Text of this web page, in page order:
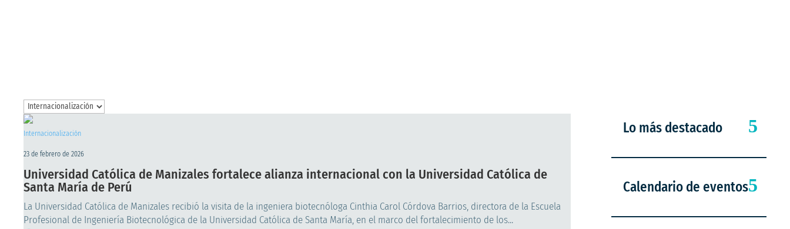
Internacionalización
23 de febrero de 2026
Universidad Católica de Manizales fortalece alianza internacional con la Universidad Católica de
Santa María de Perú
La Universidad Católica de Manizales recibió la visita de la ingeniera biotecnóloga Cinthia Carol Córdova Barrios, directora de la Escuela
Profesional de Ingeniería Biotecnológica de la Universidad Católica de Santa María, en el marco del fortalecimiento de los...
Lo más destacado
Calendario de eventos